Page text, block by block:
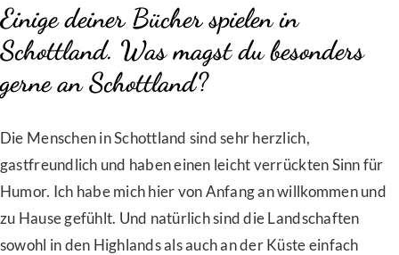
Einige deiner Bücher spielen in
Schottland. Was magst du besonders
gerne an Schottland?
Die Menschen in Schottland sind sehr herzlich,
gastfreundlich und haben einen leicht verrückten Sinn für
Humor. Ich habe mich hier von Anfang an willkommen und
zu Hause gefühlt. Und natürlich sind die Landschaften
sowohl in den Highlands als auch an der Küste einfach